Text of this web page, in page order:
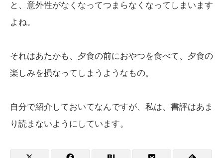
と、意外性がなくなってつまらなくなってしまいます
よね。
それはあたかも、夕食の前におやつを食べて、夕食の
楽しみを損なってしまうようなもの。
自分で紹介しておいてなんですが、私は、書評はあま
り読まないようにしています。